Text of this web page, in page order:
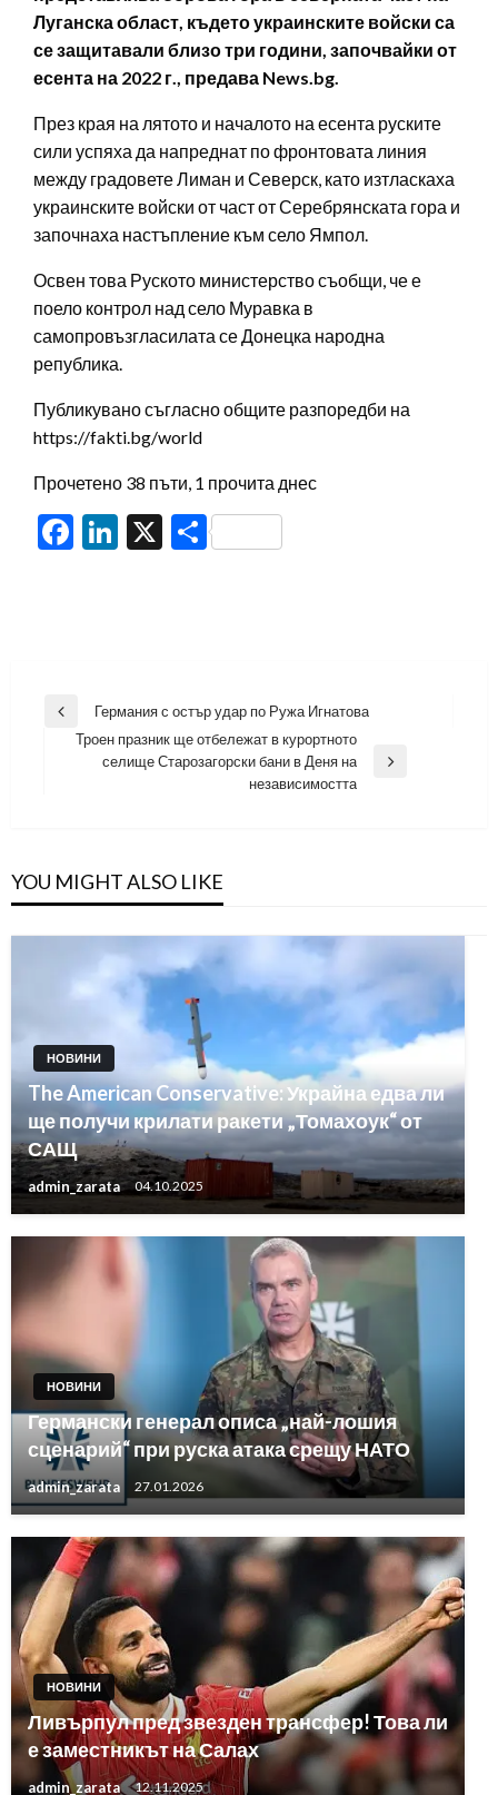
Луганска област, където украинските войски са
се защитавали близо три години, започвайки от
есента на 2022 г., предава News.bg.
През края на лятото и началото на есента руските
сили успяха да напреднат по фронтовата линия
между градовете Лиман и Северск, като изтласкаха
украинските войски от част от Серебрянската гора и
започнаха настъпление към село Ямпол.
Освен това Руското министерство съобщи, че е
поело контрол над село Муравка в
самопровъзгласилата се Донецка народна
република.
Публикувано съгласно общите разпоредби на
https://fakti.bg/world
Прочетено 38 пъти, 1 прочита днес
Facebook
LinkedIn
X Share
Навигация
Previous
Германия с остър удар по Ружа Игнатова
Троен празник ще отбележат в курортното
селище Старозагорски бани в Деня на
независимостта
YOU MIGHT ALSO LIKE
НОВИНИ
The American Conservative: Украйна едва ли
ще получи крилати ракети „Томахоук“ от
САЩ
admin_zarata 04.10.2025
НОВИНИ
Германски генерал описа „най-лошия
сценарий“ при руска атака срещу НАТО
admin_zarata 27.01.2026
НОВИНИ
Ливърпул пред звезден трансфер! Това ли
е заместникът на Салах
admin_zarata 12.11.2025